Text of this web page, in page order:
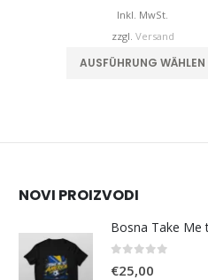
Inkl. MwSt.
zzgl. Versand
AUSFÜHRUNG WÄHLEN
NOVI PROIZVODI
€25,00